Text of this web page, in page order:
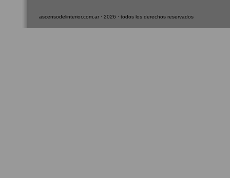
ascensodelinterior.com.ar · 2026 · todos los derechos reservados